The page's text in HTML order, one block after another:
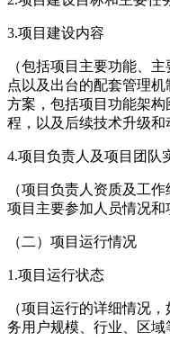
3.项目建设内容
（包括项目主要功能、
点以及出台的配套管理
方案，包括项目功能架
程，以及后续技术升级和
4.项目负责人及项目团队
（项目负责人资质及工
项目主要参加人员情况和
（二）项目运行情况
1.项目运行状态
（项目运行的详细情况
务用户规模、行业、区域